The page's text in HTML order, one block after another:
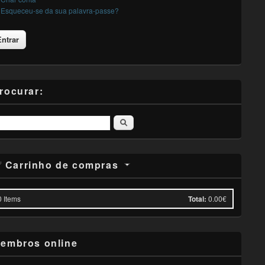
Esqueceu-se da sua palavra-passe?
Pesquisar
Carrinho de compras
Items Total: 0.00€
online